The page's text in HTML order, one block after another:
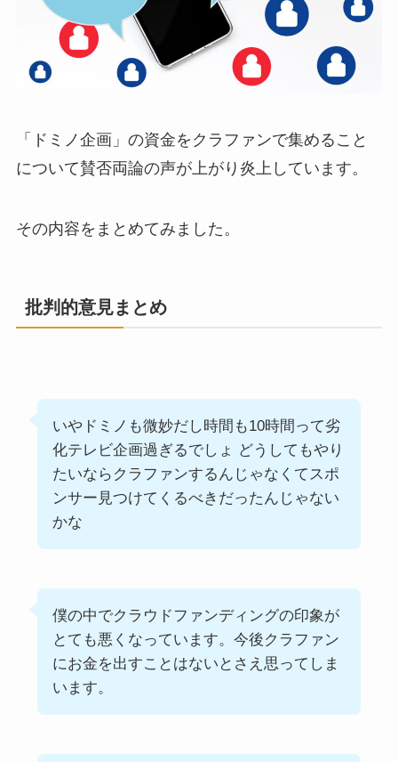
「ドミノ企画」の資金をクラファンで集めること
について賛否両論の声が上がり炎上しています。
その内容をまとめてみました。
批判的意見まとめ
いやドミノも微妙だし時間も10時間って劣
化テレビ企画過ぎるでしょ どうしてもやり
たいならクラファンするんじゃなくてスポ
ンサー見つけてくるべきだったんじゃない
かな
僕の中でクラウドファンディングの印象が
とても悪くなっています。今後クラファン
にお金を出すことはないとさえ思ってしま
います。